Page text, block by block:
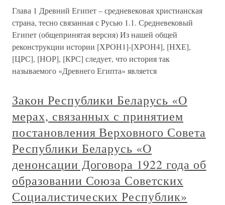
Глава 1 Древний Египет – средневековая христианская
страна, тесно связанная с Русью 1.1. Средневековый
Египет (общепринятая версия) Из нашей общей
реконструкции истории [ХРОН1]-[ХРОН4], [НХЕ],
[ЦРС], [НОР], [КРС] следует, что история так
называемого «Древнего Египта» является
Закон Республики Беларусь «О
мерах, связанных с принятием
постановления Верховного Совета
Республики Беларусь «О
денонсации Договора 1922 года об
образовании Союза Советских
Социалистических Республик»